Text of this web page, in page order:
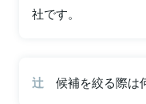
社です。
辻 候補を絞る際は